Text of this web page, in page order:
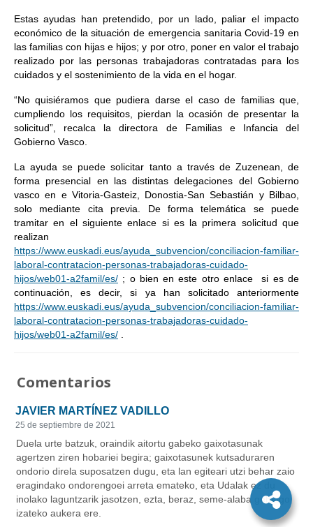
Estas ayudas han pretendido, por un lado, paliar el impacto
económico de la situación de emergencia sanitaria Covid-19 en
las familias con hijas e hijos; y por otro, poner en valor el trabajo
realizado por las personas trabajadoras contratadas para los
cuidados y el sostenimiento de la vida en el hogar.
“No quisiéramos que pudiera darse el caso de familias que,
cumpliendo los requisitos, pierdan la ocasión de presentar la
solicitud”, recalca la directora de Familias e Infancia del
Gobierno Vasco.
La ayuda se puede solicitar tanto a través de Zuzenean, de
forma presencial en las distintas delegaciones del Gobierno
vasco en e Vitoria-Gasteiz, Donostia-San Sebastián y Bilbao,
solo mediante cita previa. De forma telemática se puede
tramitar en el siguiente enlace si es la primera solicitud que
realizan
https://www.euskadi.eus/ayuda_subvencion/conciliacion-familiar-
laboral-contratacion-personas-trabajadoras-cuidado-
hijos/web01-a2famil/es/ ; o bien en este otro enlace si es de
continuación, es decir, si ya han solicitado anteriormente
https://www.euskadi.eus/ayuda_subvencion/conciliacion-familiar-
laboral-contratacion-personas-trabajadoras-cuidado-
hijos/web01-a2famil/es/
Comentarios